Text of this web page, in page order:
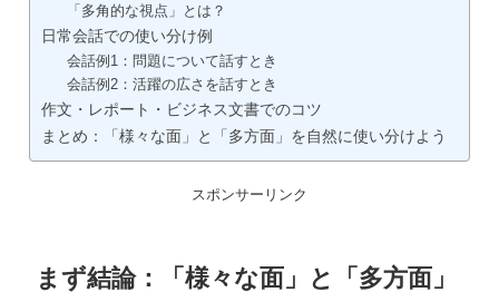
「多角的な視点」とは？
日常会話での使い分け例
会話例1：問題について話すとき
会話例2：活躍の広さを話すとき
作文・レポート・ビジネス文書でのコツ
まとめ：「様々な面」と「多方面」を自然に使い分けよう
スポンサーリンク
まず結論：「様々な面」と「多方面」